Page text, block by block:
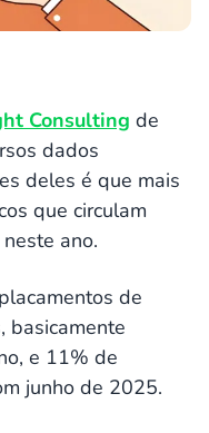
Consulting de
dados
deles é que mais
que circulam
ano.
de
basicamente
e 11% de
junho de 2025.